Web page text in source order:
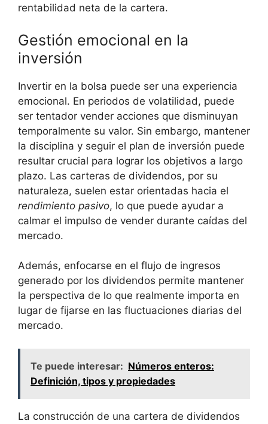
rentabilidad neta de la cartera.
Gestión emocional ⁣en ⁢la
inversión
Invertir en la​ bolsa​ puede ser una experiencia
emocional. En ​periodos de volatilidad, puede
ser tentador​ vender acciones que disminuyan
temporalmente ⁣su valor. Sin embargo, mantener
la ⁢disciplina y seguir el⁤ plan ⁢de ‍inversión puede
resultar‍ crucial para lograr los objetivos a largo
⁢plazo.⁤ Las carteras de ⁣dividendos, por su
naturaleza, suelen estar orientadas hacia‌ el
rendimiento pasivo, lo que⁢ puede ayudar a‌
calmar⁢ el impulso de vender durante caídas del
mercado.
Además, enfocarse​ en⁣ el flujo de ingresos
generado por los dividendos permite mantener
la perspectiva de lo⁣ que realmente importa en
lugar de fijarse en las fluctuaciones diarias del
mercado.
Te puede interesar: Números enteros:
Definición, tipos y propiedades
La ⁣construcción de una ‍cartera ‌de dividendos